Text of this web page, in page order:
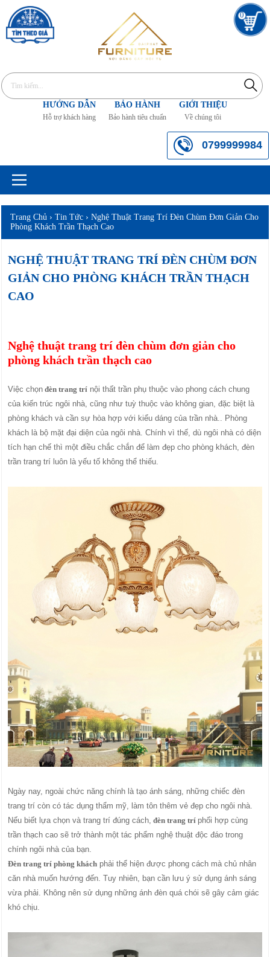
0
HƯỚNG DẪN
Hỗ trợ khách hàng
BẢO HÀNH
Bảo hành tiêu chuẩn
GIỚI THIỆU
Về chúng tôi
0799999984
Trang Chủ ›Tin Tức ›Nghệ Thuật Trang Trí Đèn Chùm Đơn Giản Cho
Phòng Khách Trần Thạch Cao
NGHỆ THUẬT TRANG TRÍ ĐÈN CHÙM ĐƠN
GIẢN CHO PHÒNG KHÁCH TRẦN THẠCH
CAO
Nghệ thuật trang trí đèn chùm đơn giản cho
phòng khách trần thạch cao
Việc chọn đèn trang trí nội thất trần phụ thuộc vào phong cách chung
của kiến trúc ngôi nhà, cũng như tuỳ thuộc vào không gian, đặc biệt là
phòng khách và cần sự hòa hợp với kiểu dáng của trần nhà.. Phòng
khách là bộ mặt đại diện của ngôi nhà. Chính vì thế, dù ngôi nhà có diện
tích hạn chế thì một điều chắc chắn để làm đẹp cho phòng khách, đèn
trần trang trí luôn là yếu tố không thể thiếu.
Ngày nay, ngoài chức năng chính là tạo ánh sáng, những chiếc đèn
trang trí còn có tác dụng thẩm mỹ, làm tôn thêm vẻ đẹp cho ngôi nhà.
Nếu biết lựa chọn và trang trí đúng cách, đèn trang trí phối hợp cùng
trần thạch cao sẽ trở thành một tác phẩm nghệ thuật độc đáo trong
chính ngôi nhà của bạn.
Đèn trang trí phòng khách phải thể hiện được phong cách mà chủ nhân
căn nhà muốn hướng đến. Tuy nhiên, bạn cần lưu ý sử dụng ánh sáng
vừa phải. Không nên sử dụng những ánh đèn quá chói sẽ gây cảm giác
khó chịu.